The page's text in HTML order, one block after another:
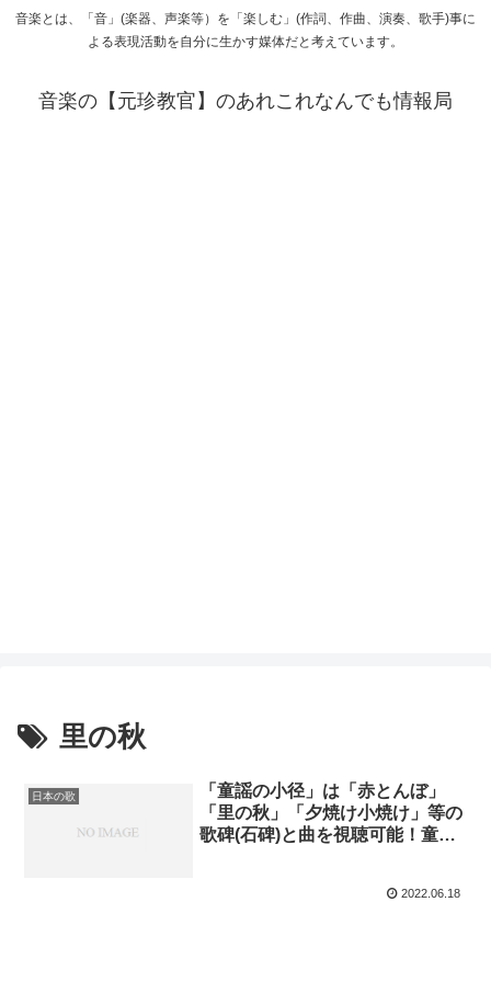
音楽とは、「音」(楽器、声楽等）を「楽しむ」(作詞、作曲、演奏、歌手)事に
よる表現活動を自分に生かす媒体だと考えています。
音楽の【元珍教官】のあれこれなんでも情報局
里の秋
日本の歌
「童謡の小径」は「赤とんぼ」
「里の秋」「夕焼け小焼け」等の
歌碑(石碑)と曲を視聴可能！童謡
2022.06.18